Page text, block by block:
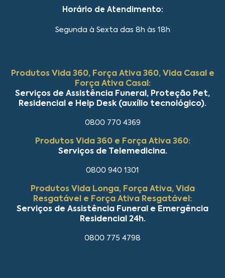
Horário de Atendimento:
Segunda à Sexta das 8h às 18h
Produtos Vida 360, Força Ativa 360, Vida Casal e
Força Ativa Casal:
Serviços de Assistência Funeral, Proteção Pet,
Residencial e Help Desk (auxílio tecnológico).
0800 770 4369
Produtos Vida 360 e Força Ativa 360:
Serviços de Telemedicina.
0800 940 1301
Produtos Vida Longa, Força Ativa, Vida
Resgatável e Força Ativa Resgatável:
Serviços de Assistência Funeral e Emergência
Residencial 24h.
0800 775 4798